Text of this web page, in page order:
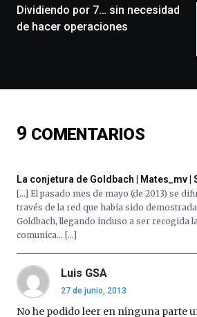
monólogos,
exposiciones,
de
16
al
de
organizada
por
la
Cátedra…
Dividiendo por 7… sin necesidad
de hacer operaciones
9 COMENTARIOS
La conjetura de Goldbach | Mates_mv |
[…] El pasado mes de mayo (de 2013) se
través de la red que había sido
Goldbach, llegando incluso a ser recogida
comunica… […]
Luis GSA
27 de junio, 2013
No he podido leer en ninguna parte